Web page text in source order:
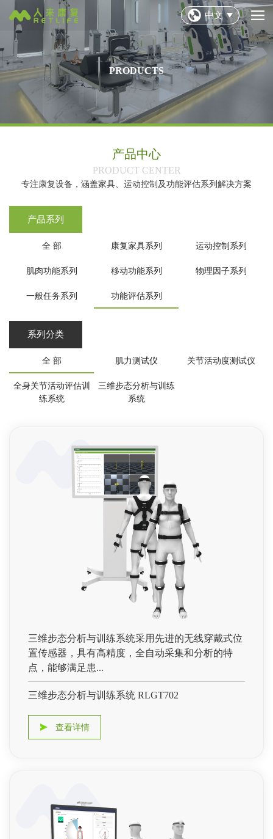
中文
PRODUCTS
产品中心
‌PRODUCT CENTER‌
专注康复设备，涵盖家具、运动控制及功能评估系列解决方案
产品系列
全 部 康复家具系列 运动控制系列
肌肉功能系列 移动功能系列 物理因子系列
一般任务系列 功能评估系列
系列分类
全 部 肌力测试仪 关节活动度测试仪
全身关节活动评估训
练系统
三维步态分析与训练
系统
三维步态分析与训练系统采用先进的无线穿戴式位
置传感器，具有高精度，全自动采集和分析的特
点，能够满足患...
三维步态分析与训练系统 RLGT702
查看详情